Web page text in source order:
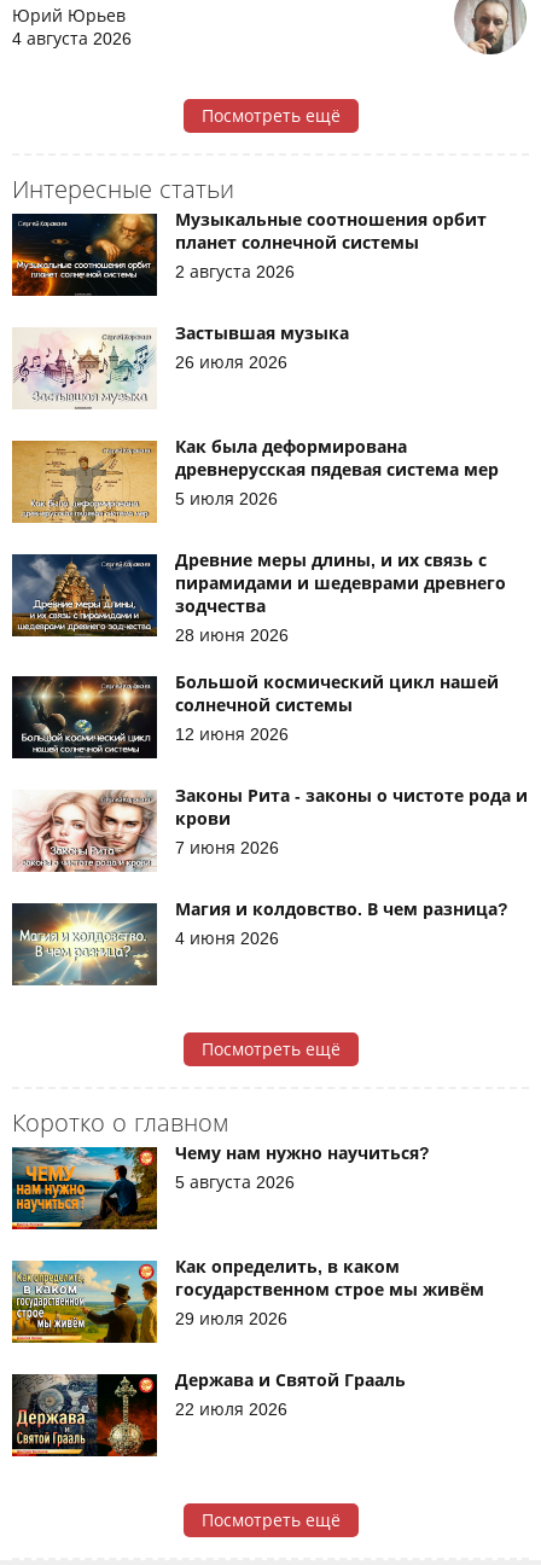
Юрий Юрьев
4 августа 2026
Посмотреть ещё
Коротко о главном
Чему нам нужно научиться?
5 августа 2026
Как определить, в каком
государственном строе мы живём
29 июля 2026
Держава и Святой Грааль
22 июля 2026
Посмотреть ещё
Интересные статьи
Музыкальные соотношения орбит
планет солнечной системы
2 августа 2026
Застывшая музыка
26 июля 2026
Как была деформирована
древнерусская пядевая система мер
5 июля 2026
Древние меры длины, и их связь с
пирамидами и шедеврами древнего
зодчества
28 июня 2026
Большой космический цикл нашей
солнечной системы
12 июня 2026
Законы Рита - законы о чистоте рода и
крови
7 июня 2026
Магия и колдовство. В чем разница?
4 июня 2026
Посмотреть ещё